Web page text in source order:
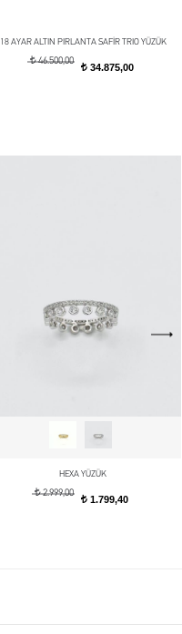
18 AYAR ALTIN PIRLANTA SAFİR TRIO YÜZÜK
t46.500,00
t34.875,00
HEXA YÜZÜK
t2.999,00
t 1.799,40